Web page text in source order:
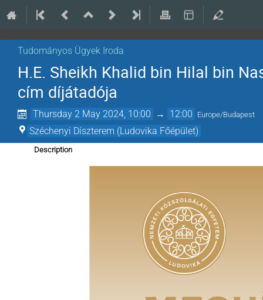
Tudományos Ügyek Iroda
H.E. Sheikh Khalid bin Hilal bin
cím díjátadója
Thursday 2 May 2024, 10:00 → 12:00 Europe/Budapest
Széchenyi Díszterem (Ludovika Főépület)
Description